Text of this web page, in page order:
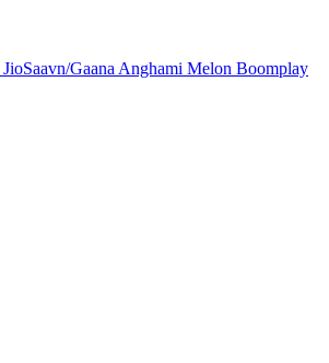
JioSaavn/Gaana Anghami Melon Boomplay